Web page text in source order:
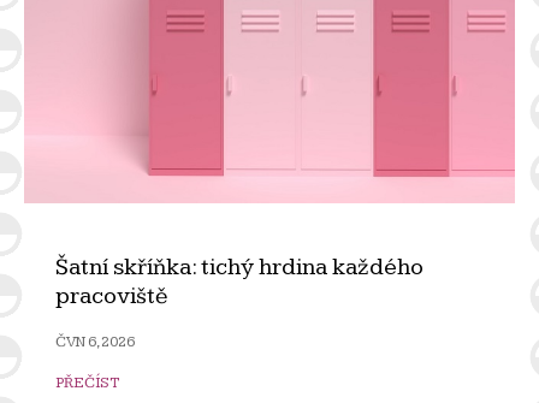
Šatní skříňka: tichý hrdina každého
pracoviště
ČVN 6, 2026
PŘEČÍST